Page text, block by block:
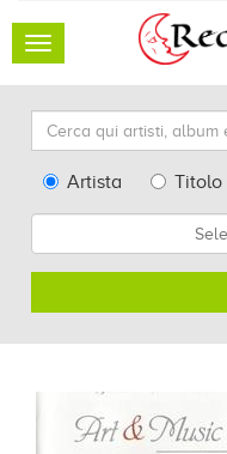
Toggle
Cerca
qui
artisti,
altro...
TypeArtista Titolo